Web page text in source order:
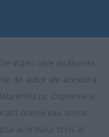
video care alcătuiesc
de autor ale acestora,
Copierea și
online sau scrise,
acordului scris al